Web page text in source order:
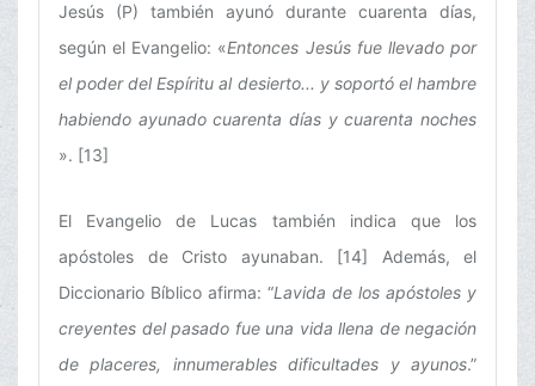
Jesús (P) también ayunó durante cuarenta días,
según el Evangelio: «Entonces Jesús fue llevado por
el poder del Espíritu al desierto... y soportó el hambre
habiendo ayunado cuarenta días y cuarenta noches
». [13]
El Evangelio de Lucas también indica que los
apóstoles de Cristo ayunaban. [14] Además, el
Diccionario Bíblico afirma: “Lavida de los apóstoles y
creyentes del pasado fue una vida llena de negación
de placeres, innumerables dificultades y ayunos.”